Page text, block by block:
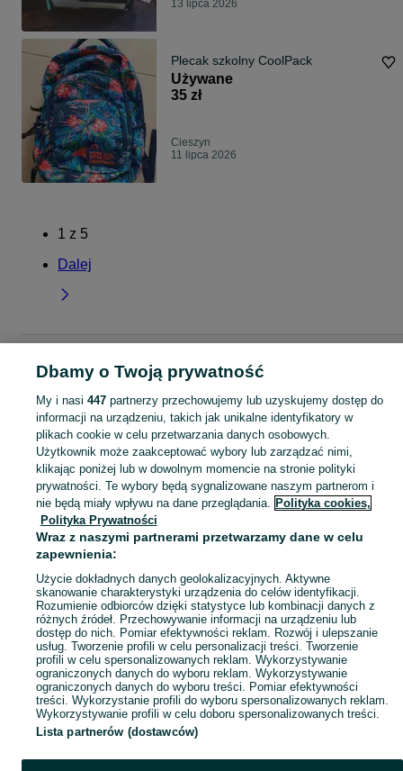
13 lipca 2026
Plecak szkolny CoolPack
Używane
35 zł
Cieszyn
11 lipca 2026
1 z 5
Dalej
- Śląskie
Plecaki szkolne - Cieszyn
KATEGORIA
bidon szkolny,worek na obuwie,śniadaniówka szkolna Zobacz
Mapa kategorii
Mapa miejscowości
Mapa ministron
Popularne wyszukiwania
Dbamy o Twoją prywatność
My i nasi 447partnerzy przechowujemy lub uzyskujemy dostęp do
informacji na urządzeniu, takich jak unikalne identyfikatory w
plikach cookie w celu przetwarzania danych osobowych.
Użytkownik może zaakceptować wybory lub zarządzać nimi,
klikając poniżej lub w dowolnym momencie na stronie polityki
prywatności. Te wybory będą sygnalizowane naszym partnerom i
nie będą miały wpływu na dane przeglądania. Polityka cookies,
Polityka Prywatności
Wraz z naszymi partnerami przetwarzamy dane w celu
zapewnienia:
Użycie dokładnych danych geolokalizacyjnych. Aktywne
skanowanie charakterystyki urządzenia do celów identyfikacji.
Rozumienie odbiorców dzięki statystyce lub kombinacji danych z
różnych źródeł. Przechowywanie informacji na urządzeniu lub
dostęp do nich. Pomiar efektywności reklam. Rozwój i ulepszanie
usług. Tworzenie profili w celu personalizacji treści. Tworzenie
profili w celu spersonalizowanych reklam. Wykorzystywanie
ograniczonych danych do wyboru reklam. Wykorzystywanie
ograniczonych danych do wyboru treści. Pomiar efektywności
treści. Wykorzystanie profili do wyboru spersonalizowanych reklam.
Wykorzystywanie profili w celu doboru spersonalizowanych treści.
Lista partnerów (dostawców)